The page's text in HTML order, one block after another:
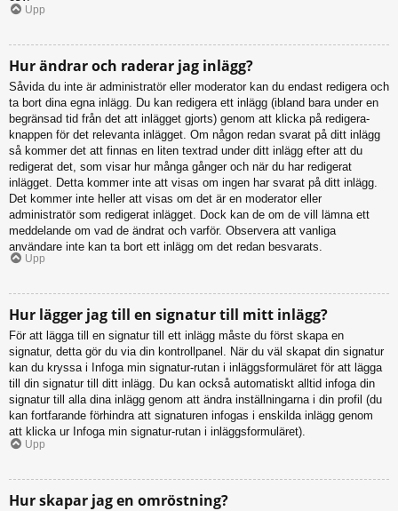
Upp
Hur ändrar och raderar jag inlägg?
Såvida du inte är administratör eller moderator kan du endast redigera och
ta bort dina egna inlägg. Du kan redigera ett inlägg (ibland bara under en
begränsad tid från det att inlägget gjorts) genom att klicka på redigera-
knappen för det relevanta inlägget. Om någon redan svarat på ditt inlägg
så kommer det att finnas en liten textrad under ditt inlägg efter att du
redigerat det, som visar hur många gånger och när du har redigerat
inlägget. Detta kommer inte att visas om ingen har svarat på ditt inlägg.
Det kommer inte heller att visas om det är en moderator eller
administratör som redigerat inlägget. Dock kan de om de vill lämna ett
meddelande om vad de ändrat och varför. Observera att vanliga
användare inte kan ta bort ett inlägg om det redan besvarats.
Upp
Hur lägger jag till en signatur till mitt inlägg?
För att lägga till en signatur till ett inlägg måste du först skapa en
signatur, detta gör du via din kontrollpanel. När du väl skapat din signatur
kan du kryssa i Infoga min signatur-rutan i inläggsformuläret för att lägga
till din signatur till ditt inlägg. Du kan också automatiskt alltid infoga din
signatur till alla dina inlägg genom att ändra inställningarna i din profil (du
kan fortfarande förhindra att signaturen infogas i enskilda inlägg genom
att klicka ur Infoga min signatur-rutan i inläggsformuläret).
Upp
Hur skapar jag en omröstning?